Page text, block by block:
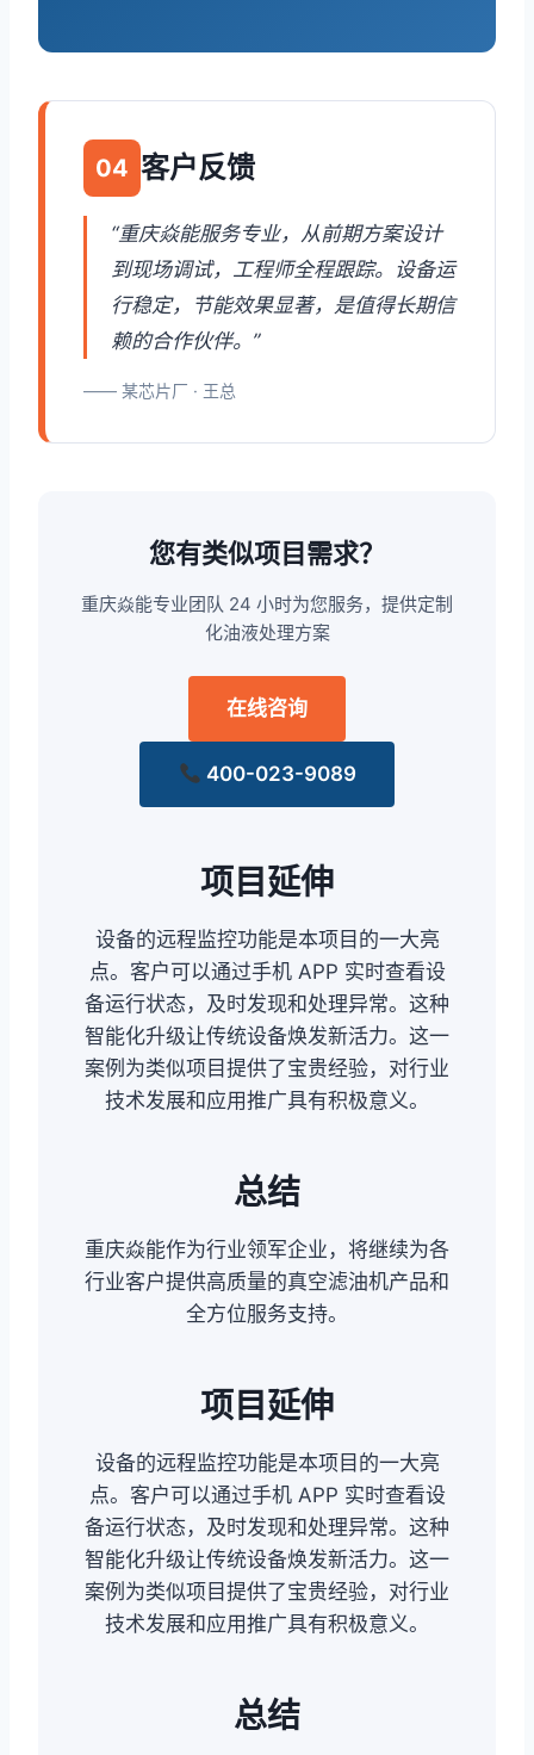
04 客户反馈
“重庆焱能服务专业，从前期方案设计
到现场调试，工程师全程跟踪。设备运
行稳定，节能效果显著，是值得长期信
赖的合作伙伴。”
—— 某芯片厂 · 王总
您有类似项目需求？
重庆焱能专业团队 24 小时为您服务，提供定制
化油液处理方案
在线咨询
400-023-9089
项目延伸
设备的远程监控功能是本项目的一大亮
点。客户可以通过手机 APP 实时查看设
备运行状态，及时发现和处理异常。这种
智能化升级让传统设备焕发新活力。这一
案例为类似项目提供了宝贵经验，对行业
技术发展和应用推广具有积极意义。
总结
重庆焱能作为行业领军企业，将继续为各
行业客户提供高质量的真空滤油机产品和
全方位服务支持。
项目延伸
设备的远程监控功能是本项目的一大亮
点。客户可以通过手机 APP 实时查看设
备运行状态，及时发现和处理异常。这种
智能化升级让传统设备焕发新活力。这一
案例为类似项目提供了宝贵经验，对行业
技术发展和应用推广具有积极意义。
总结